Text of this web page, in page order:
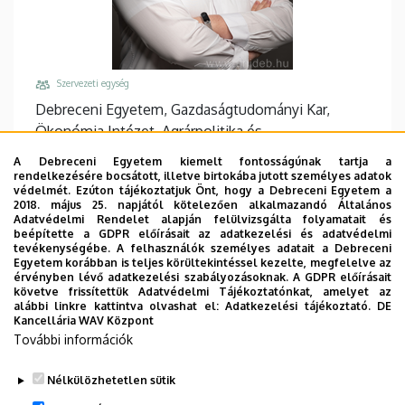
Szervezeti egység
Debreceni Egyetem, Gazdaságtudományi Kar,
Ökonómia Intézet, Agrárpolitika és
Környezetgazdaságtan nem önálló Tanszék
Központi telefonszám, mellék
+36 52 508 444 / 86902
Email
tarnoczi.bence@econ.unideb.hu
Cím
4032 Debrecen Böszörményi út 138
Épület, emelet, ajtó
földszint, 18
A Debreceni Egyetem kiemelt fontosságúnak tartja a
rendelkezésére bocsátott, illetve birtokába jutott személyes adatok
védelmét. Ezúton tájékoztatjuk Önt, hogy a Debreceni Egyetem a
2018. május 25. napjától kötelezően alkalmazandó Általános
Adatvédelmi Rendelet alapján felülvizsgálta folyamatait és
beépítette a GDPR előírásait az adatkezelési és adatvédelmi
tevékenységébe. A felhasználók személyes adatait a Debreceni
Egyetem korábban is teljes körültekintéssel kezelte, megfelelve az
érvényben lévő adatkezelési szabályozásoknak. A GDPR előírásait
követve frissítettük Adatvédelmi Tájékoztatónkat, amelyet az
alábbi linkre kattintva olvashat el:Adatkezelési tájékoztató. DE
Kancellária WAV Központ
További információk
Nélkülözhetetlen sütik